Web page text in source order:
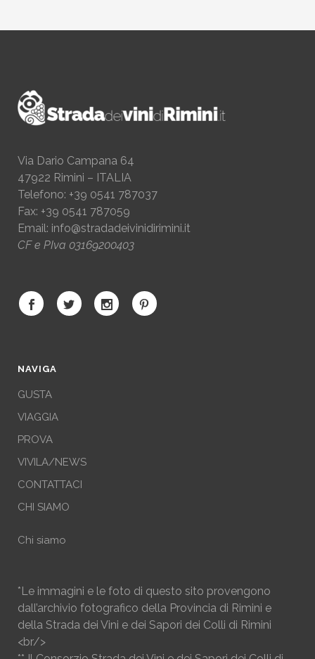
Via Dario Campana 64
47922 Rimini – ITALIA
Telefono: +39 0541 787037
Fax: +39 0541 787059
Email: info@stradadeivinidirimini.it
CF e PIva 03169200403
NAVIGA
GUSTA
VIAGGIA
PROVA
VIVILA/NEWS
CONTATTACI
CHI SIAMO
Chi siamo
*Le immagini e le foto di questo sito provengono
dall’archivio fotografico della Provincia di Rimini e
della Strada dei Vini e dei Sapori dei Colli di Rimini
<br/>